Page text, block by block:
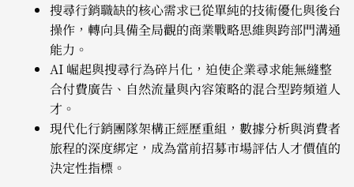
搜尋行銷職缺的核心需求已從單純的技術優化與後台
操作，轉向具備全局觀的商業戰略思維與跨部門溝通
能力。
AI 崛起與搜尋行為碎片化，迫使企業尋求能無縫整
合付費廣告、自然流量與內容策略的混合型跨頻道人
才。
現代化行銷團隊架構正經歷重組，數據分析與消費者
旅程的深度綁定，成為當前招募市場評估人才價值的
決定性指標。